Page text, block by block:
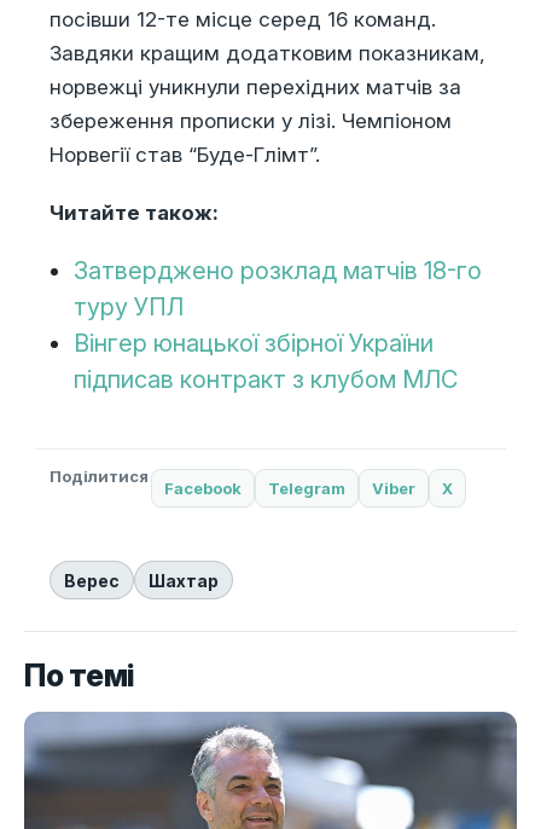
посівши 12-те місце серед 16 команд.
Завдяки кращим додатковим показникам,
норвежці уникнули перехідних матчів за
збереження прописки у лізі. Чемпіоном
Норвегії став “Буде-Глімт”.
Читайте також:
Затверджено розклад матчів 18-го
туру УПЛ
Вінгер юнацької збірної України
підписав контракт з клубом МЛС
Поділитися
Facebook Telegram Viber X
Верес Шахтар
По темі